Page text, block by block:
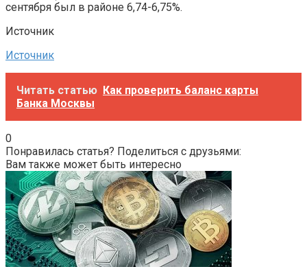
сентября был в районе 6,74-6,75%.
Источник
Источник
Читать статью Как проверить баланс карты
Банка Москвы
0
Понравилась статья? Поделиться с друзьями:
Вам также может быть интересно